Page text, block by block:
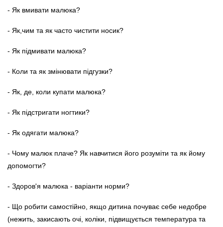
- Як вмивати малюка?
- Як,чим та як часто чистити носик?
- Як підмивати малюка?
- Коли та як змінювати підгузки?
- Як, де, коли купати малюка?
- Як підстригати ногтики?
- Як одягати малюка?
- Чому малюк плаче? Як навчитися його розуміти та як йому
допомогти?
- Здоров'я малюка - варіанти норми?
- Що робити самостійно, якщо дитина почуває себе недобре
(нежить, закисають очі, коліки, підвищується температура та